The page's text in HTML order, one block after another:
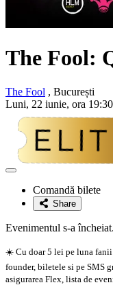
The Fool:
The Fool , București
Luni, 22 iunie, ora
Adaugă
favoriteComandă bilete
Share
Evenimentul s-a încheiat.
☀️ Cu doar 5 lei pe luna fanii
founder, biletele si pe SMS
asigurarea Flex, lista de